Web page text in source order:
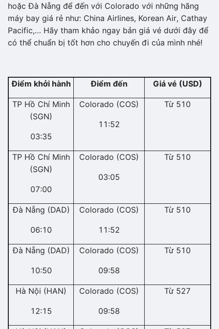
hoặc Đà Nẵng để đến với Colorado với những hãng
máy bay giá rẻ như: China Airlines, Korean Air, Cathay
Pacific,… Hãy tham khảo ngay bản giá vé dưới đây để
có thể chuẩn bị tốt hơn cho chuyến đi của mình nhé!
Điểm khởi hành Điểm đến Giá vé (USD)
TP Hồ Chí Minh
(SGN)
03:35
Colorado (COS)
11:52
Từ 510
TP Hồ Chí Minh
(SGN)
07:00
Colorado (COS)
03:05
Từ 510
Đà Nẵng (DAD)
06:10
Colorado (COS)
11:52
Từ 510
Đà Nẵng (DAD)
10:50
Colorado (COS)
09:58
Từ 510
Hà Nội (HAN)
12:15
Colorado (COS)
09:58
Từ 527